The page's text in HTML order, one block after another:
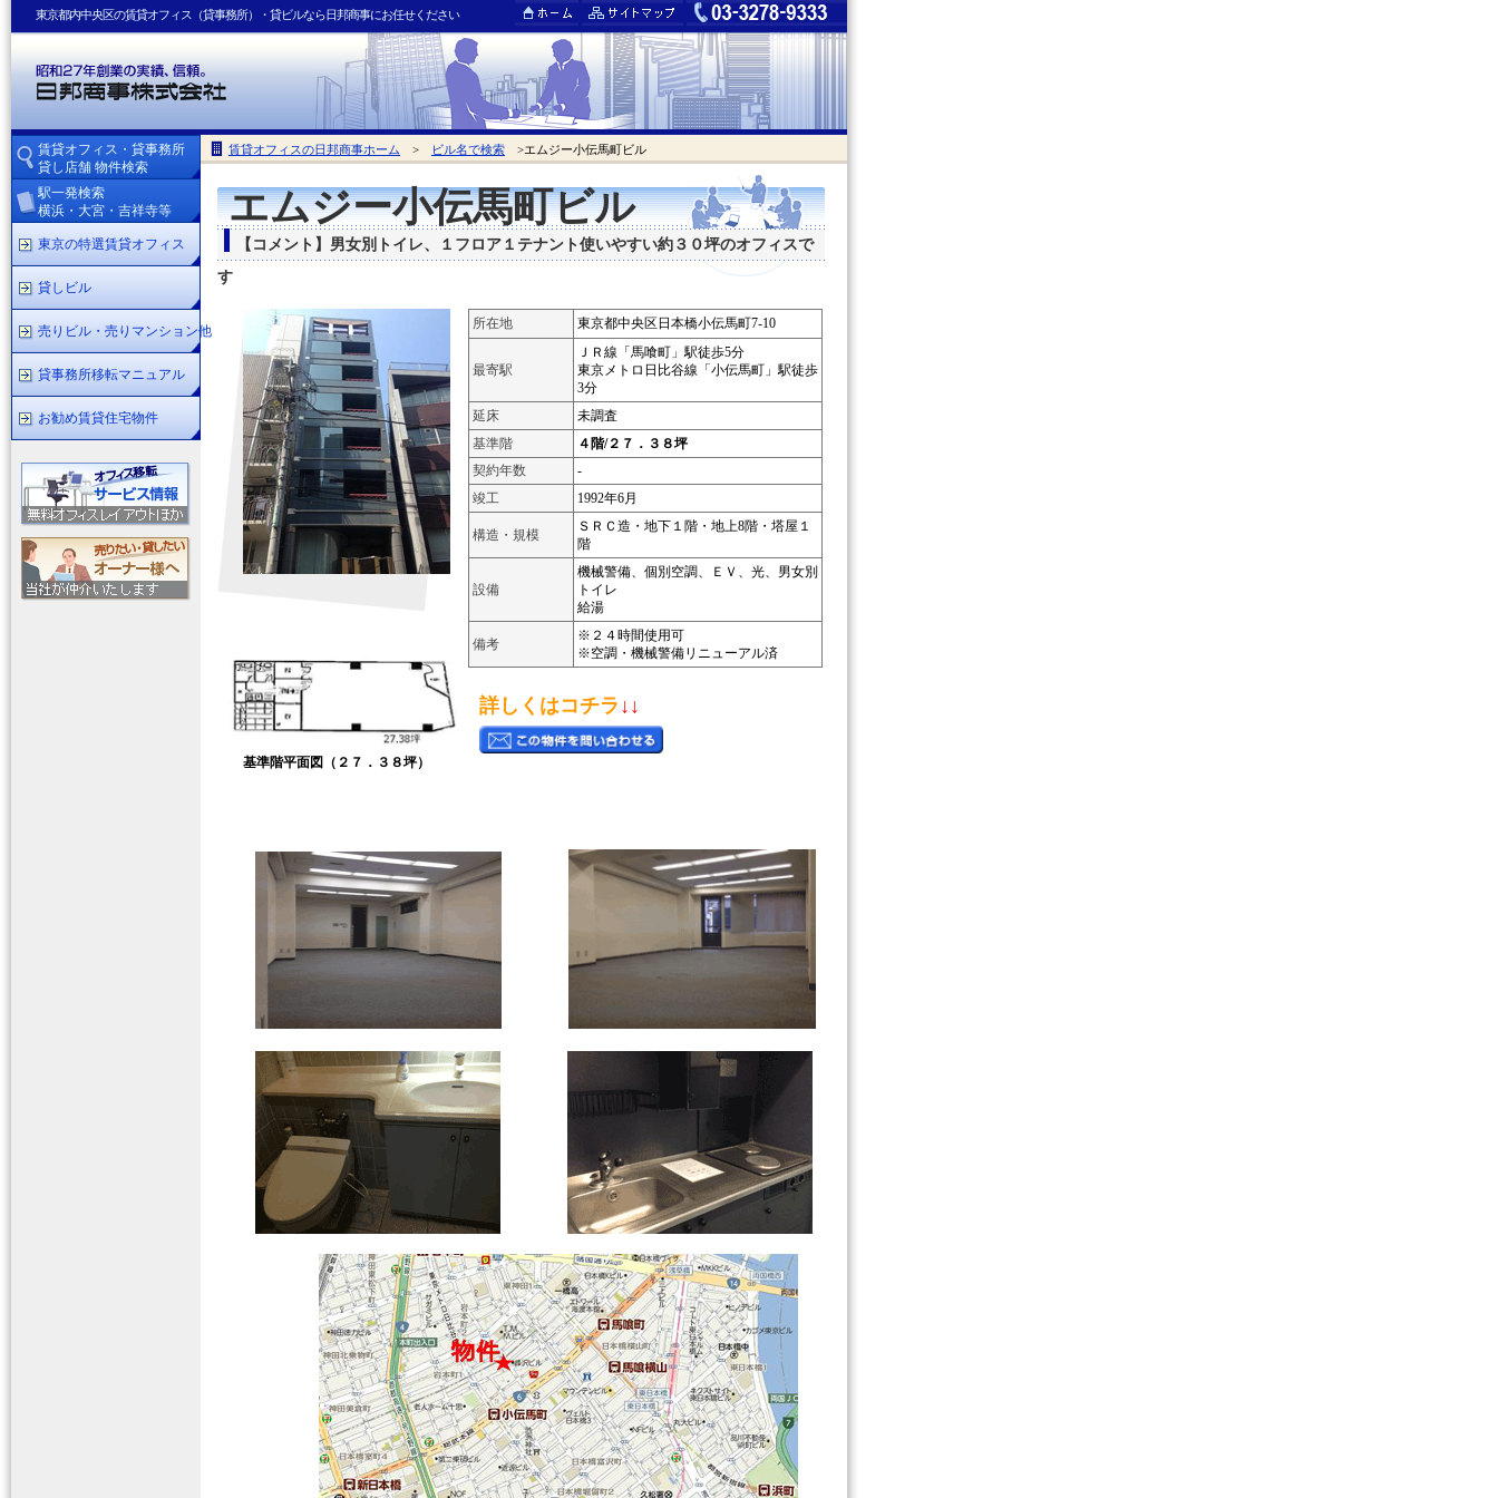
東京都内中央区の賃貸オフィス（貸事務所）・貸ビルなら日邦商事にお任せください
賃貸オフィスの日邦商事ホーム > ビル名で検索 >エムジー小伝馬町ビル
エムジー小伝馬町ビル
【コメント】男女別トイレ、１フロア１テナント使いやすい約３０坪のオフィスで
す
基準階平面図（２７．３８坪）
所在地 東京都中央区日本橋小伝馬町7-10
最寄駅
ＪＲ線「馬喰町」駅徒歩5分
東京メトロ日比谷線「小伝馬町」駅徒歩
3分
延床
未調査
基準階
４階/２７．３８坪
契約年数
-
竣工
1992年6月
構造・規模
ＳＲＣ造・地下１階・地上8階・塔屋１
階
設備
機械警備、個別空調、ＥＶ、光、男女別
トイレ
給湯
備考
※２４時間使用可
※空調・機械警備リニューアル済
詳しくはコチラ ↓↓
賃貸オフィス・貸事務所
貸し店舗 物件検索
駅一発検索
横浜・大宮・吉祥寺等
東京の特選賃貸オフィス
貸しビル
売りビル・売りマンション他
貸事務所移転マニュアル
お勧め賃貸住宅物件